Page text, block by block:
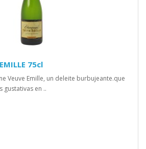
75cl
Veuve Emille, un deleite burbujeante.que
gustativas en ..